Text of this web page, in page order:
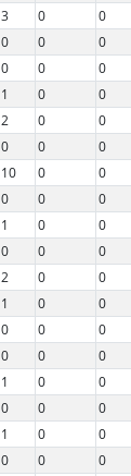
3 0 0
0 0 0
0 0 0
1 0 0
2 0 0
0 0 0
10 0 0
0 0 0
1 0 0
0 0 0
2 0 0
1 0 0
0 0 0
0 0 0
1 0 0
0 0 0
1 0 0
0 0 0